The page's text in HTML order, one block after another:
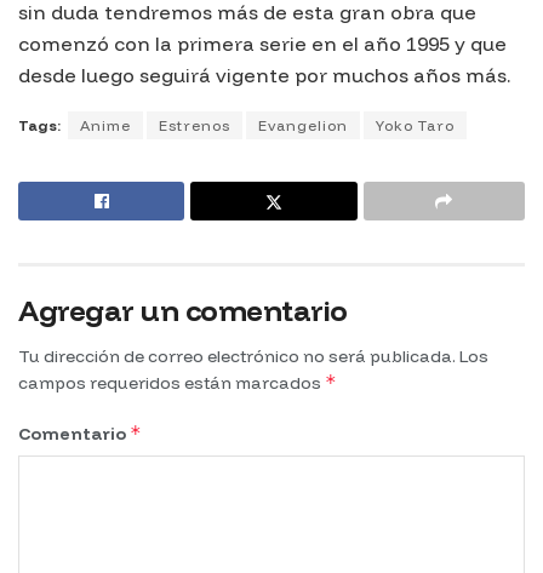
sin duda tendremos más de esta gran obra que
comenzó con la primera serie en el año 1995 y que
desde luego seguirá vigente por muchos años más.
Tags: Anime Estrenos Evangelion Yoko Taro
Agregar un comentario
Tu dirección de correo electrónico no será publicada. Los
campos requeridos están marcados *
Comentario *